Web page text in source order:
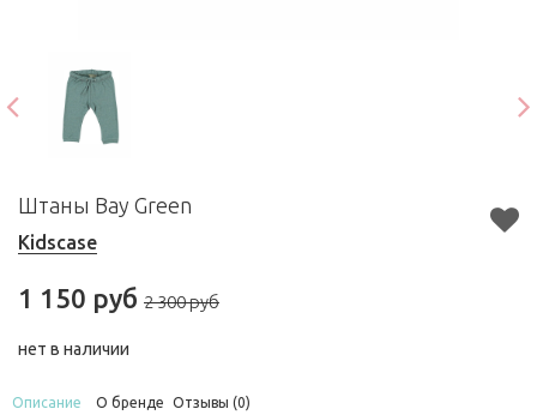
Штаны Bay Green
Kidscase
1 150 руб 2 300 руб
нет в наличии
Описание О бренде Отзывы (0)